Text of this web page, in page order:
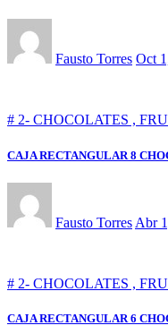
Fausto Torres Oct
# 2- CHOCOLATES ,
CAJA RECTANGULAR 8
Fausto Torres Abr
# 2- CHOCOLATES ,
CAJA RECTANGULAR 6